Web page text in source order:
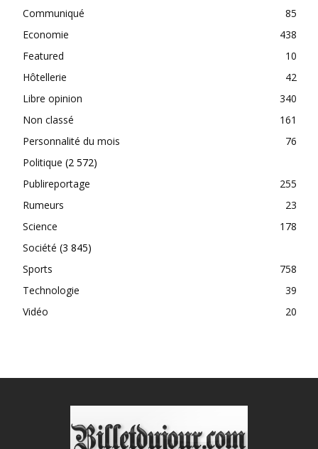
Communiqué
85
Economie
438
Featured
10
Hôtellerie
42
Libre opinion
340
Non classé
161
Personnalité du mois
76
Politique (2 572)
Publireportage
255
Rumeurs
23
Science
178
Société (3 845)
Sports
758
Technologie
39
Vidéo
20